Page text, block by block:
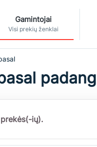
Gamintojai
Visi prekių ženklai
ių).